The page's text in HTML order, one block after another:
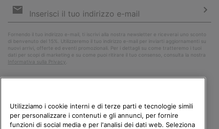
e-
Fornendo il tuo indirizzo e-mail, ti iscrivi alla nostra newsletter e riceverai uno sconto
di benvenuto del 15%. Utilizzeremo il tuo indirizzo e-mail per inviarti aggiornamenti su
nuovi arrivi, offerte ed eventi promozionali. Per i dettagli su come tratteremo i tuoi
dati per scopi di marketing e su come puoi ritirare il tuo consenso, consulta la nostra
Informativa sulla Privacy
Utilizziamo i cookie interni e di terze parti e tecnologie simili
per personalizzare i contenuti e gli annunci, per fornire
funzioni di social media e per l'analisi dei dati web. Seleziona